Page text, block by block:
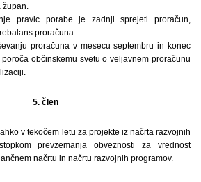
pravic porabe je zadnji sprejeti proračun,
proračuna.
proračuna v mesecu septembru in konec
občinskemu svetu o veljavnem proračunu
5. člen
v tekočem letu za projekte iz načrta razvojnih
prevzemanja obveznosti za vrednost
načrtu in načrtu razvojnih programov.